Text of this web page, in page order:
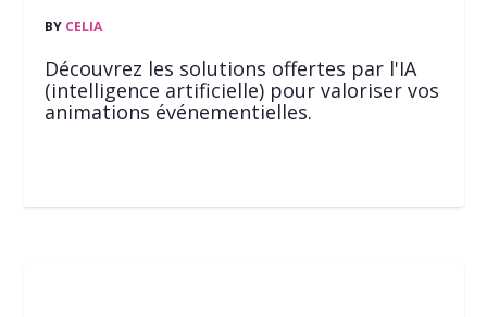
BY CELIA
Découvrez les solutions offertes par l'IA
(intelligence artificielle) pour valoriser vos
animations événementielles.